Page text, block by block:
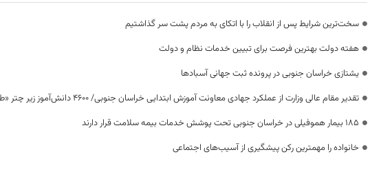
سخت‌ترین شرایط پس از انقلاب را با اتکای به مردم پشت سر گذاشتیم
هفته دولت بهترین فرصت برای تبیین خدمات نظام و دولت
یشتازی خراسان جنوبی در پرونده ثبت جهانی آسبادها
تقدیر مقام عالی وزارت از عملکرد جهادی معاونت آموزش ابتدایی خراسان جنوبی/ ۴۶۰۰ دانش‌آموز زیر چتر «طرح حامی»
۱۸۵ بیمار هموفیلی در خراسان جنوبی تحت پوشش خدمات بیمه سلامت قرار دارند
خانواده را مهمترین رکن پیشگیری از آسیب‌های اجتماعی